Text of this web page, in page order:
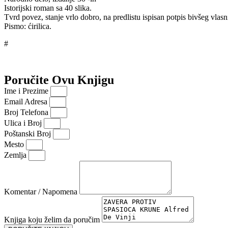
Istorijski roman sa 40 slika.
Tvrd povez, stanje vrlo dobro, na predlistu ispisan potpis bivšeg
Pismo: ćirilica.
#
Poručite Ovu Knjigu
Ime i Prezime
Email Adresa
Broj Telefona
Ulica i Broj
Poštanski Broj
Mesto
Zemlja
Komentar / Napomena
Knjiga koju želim da poručim